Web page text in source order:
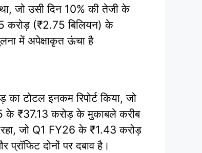
जो उसी दिन 10% की तेजी के
करोड़ (₹2.75 बिलियन) के
में अपेक्षाकृत ऊंचा है
इनकम रिपोर्ट किया, जो
के ₹37.13 करोड़ के मुकाबले करीब
जो Q1 FY26 के ₹1.43 करोड़
दोनों पर दबाव है।